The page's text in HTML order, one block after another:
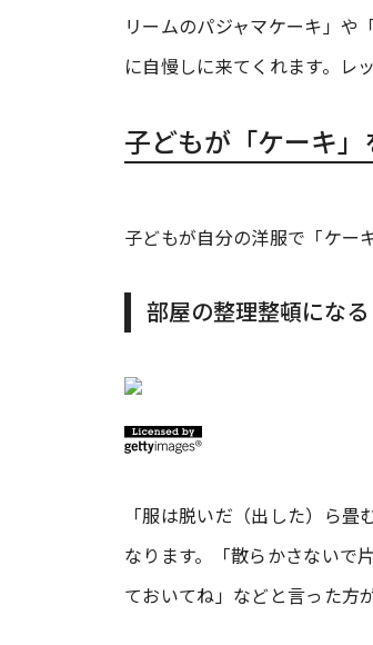
リームのパジャマケーキ」や
に自慢しに来てくれます。レ
子どもが「ケーキ
子どもが自分の洋服で「ケー
部屋の整理整頓になる
「服は脱いだ（出した）ら
なります。「散らかさないで
ておいてね」などと言った方